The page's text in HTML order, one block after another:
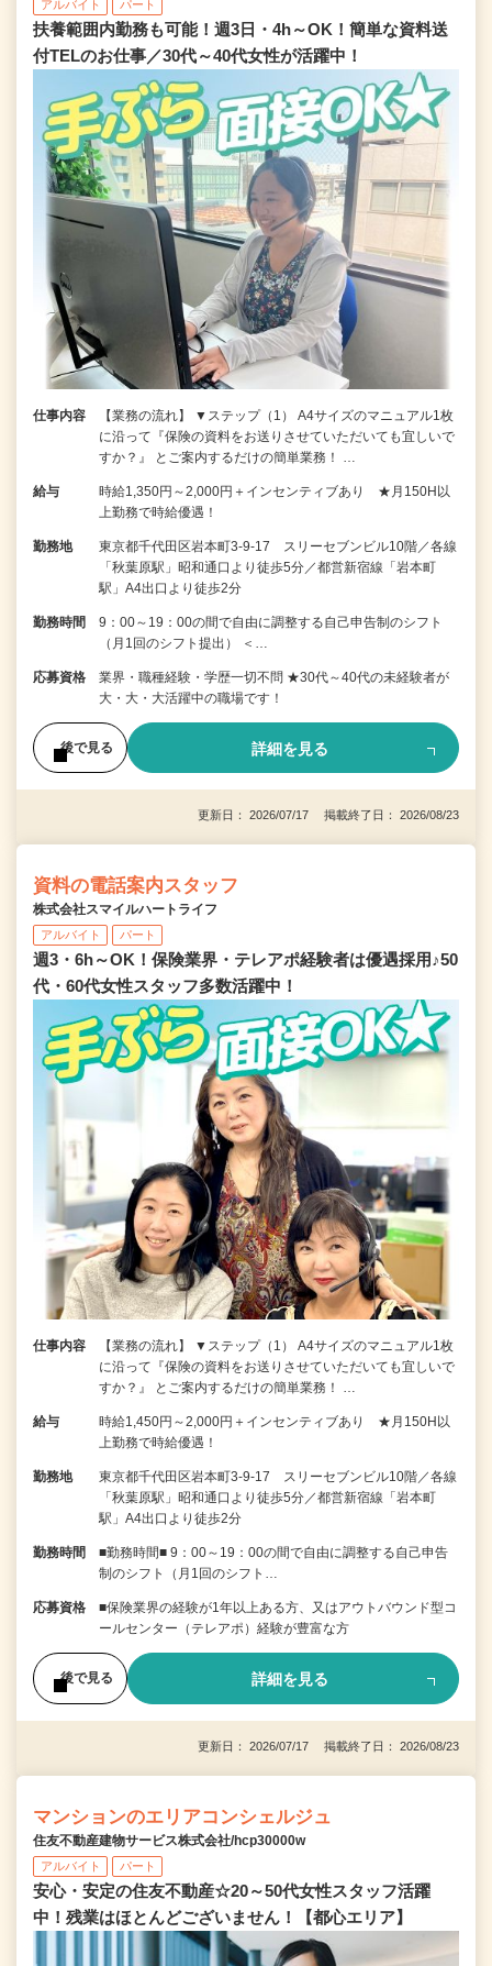
アルバイト パート
扶養範囲内勤務も可能！週3日・4h～OK！簡単な資料送
付TELのお仕事／30代～40代女性が活躍中！
仕事内容
【業務の流れ】 ▼ステップ（1） A4サイズのマニュアル1枚
に沿って『保険の資料をお送りさせていただいても宜しいで
すか？』 とご案内するだけの簡単業務！ …
給与
時給1,350円～2,000円＋インセンティブあり ★月150H以
上勤務で時給優遇！
勤務地
東京都千代田区岩本町3-9-17 スリーセブンビル10階／各線
「秋葉原駅」昭和通口より徒歩5分／都営新宿線「岩本町
駅」A4出口より徒歩2分
勤務時間
9：00～19：00の間で自由に調整する自己申告制のシフト
（月1回のシフト提出） ＜…
応募資格
業界・職種経験・学歴一切不問 ★30代～40代の未経験者が
大・大・大活躍中の職場です！
後で見る 詳細を見る
更新日： 2026/07/17 掲載終了日： 2026/08/23
資料の電話案内スタッフ
株式会社スマイルハートライフ
アルバイト パート
週3・6h～OK！保険業界・テレアポ経験者は優遇採用♪50
代・60代女性スタッフ多数活躍中！
仕事内容
【業務の流れ】 ▼ステップ（1） A4サイズのマニュアル1枚
に沿って『保険の資料をお送りさせていただいても宜しいで
すか？』 とご案内するだけの簡単業務！ …
給与
時給1,450円～2,000円＋インセンティブあり ★月150H以
上勤務で時給優遇！
勤務地
東京都千代田区岩本町3-9-17 スリーセブンビル10階／各線
「秋葉原駅」昭和通口より徒歩5分／都営新宿線「岩本町
駅」A4出口より徒歩2分
勤務時間
■勤務時間■ 9：00～19：00の間で自由に調整する自己申告
制のシフト（月1回のシフト…
応募資格
■保険業界の経験が1年以上ある方、又はアウトバウンド型コ
ールセンター（テレアポ）経験が豊富な方
後で見る 詳細を見る
更新日： 2026/07/17 掲載終了日： 2026/08/23
マンションのエリアコンシェルジュ
住友不動産建物サービス株式会社/hcp30000w
アルバイト パート
安心・安定の住友不動産☆20～50代女性スタッフ活躍
中！残業はほとんどございません！【都心エリア】